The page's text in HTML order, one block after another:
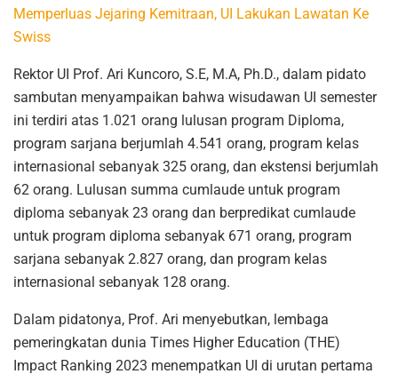
Memperluas Jejaring Kemitraan, UI Lakukan Lawatan Ke
Swiss
Rektor UI Prof. Ari Kuncoro, S.E, M.A, Ph.D., dalam pidato
sambutan menyampaikan bahwa wisudawan UI semester
ini terdiri atas 1.021 orang lulusan program Diploma,
program sarjana berjumlah 4.541 orang, program kelas
internasional sebanyak 325 orang, dan ekstensi berjumlah
62 orang. Lulusan summa cumlaude untuk program
diploma sebanyak 23 orang dan berpredikat cumlaude
untuk program diploma sebanyak 671 orang, program
sarjana sebanyak 2.827 orang, dan program kelas
internasional sebanyak 128 orang.
Dalam pidatonya, Prof. Ari menyebutkan, lembaga
pemeringkatan dunia Times Higher Education (THE)
Impact Ranking 2023 menempatkan UI di urutan pertama